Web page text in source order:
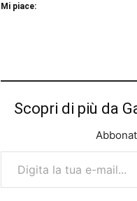
Mi piace:
Scopri di più da
Digita la tua e-mail...